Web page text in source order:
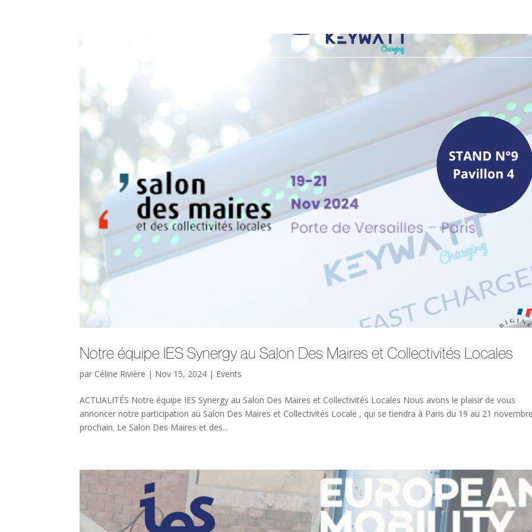
Notre équipe IES Synergy au Salon Des Maires et Collectivités Locales
par Céline Rivière | Nov 15, 2024 | Events
ACTUALITÉS Notre équipe IES Synergy au Salon Des Maires et Collectivités Locales Nous avons le plaisir de vous
annoncer notre participation au Salon Des Maires et Collectivités Locale , qui se tiendra à Paris du 19 au 21
prochain. Le Salon Des Maires et des...